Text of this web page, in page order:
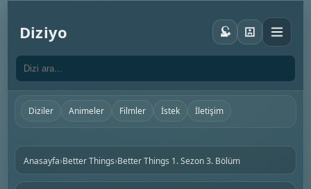
Diziyo
Diziler Animeler Filmler İstek İletişim
Anasayfa›Better Things›Better Things 1. Sezon 3. Bölüm